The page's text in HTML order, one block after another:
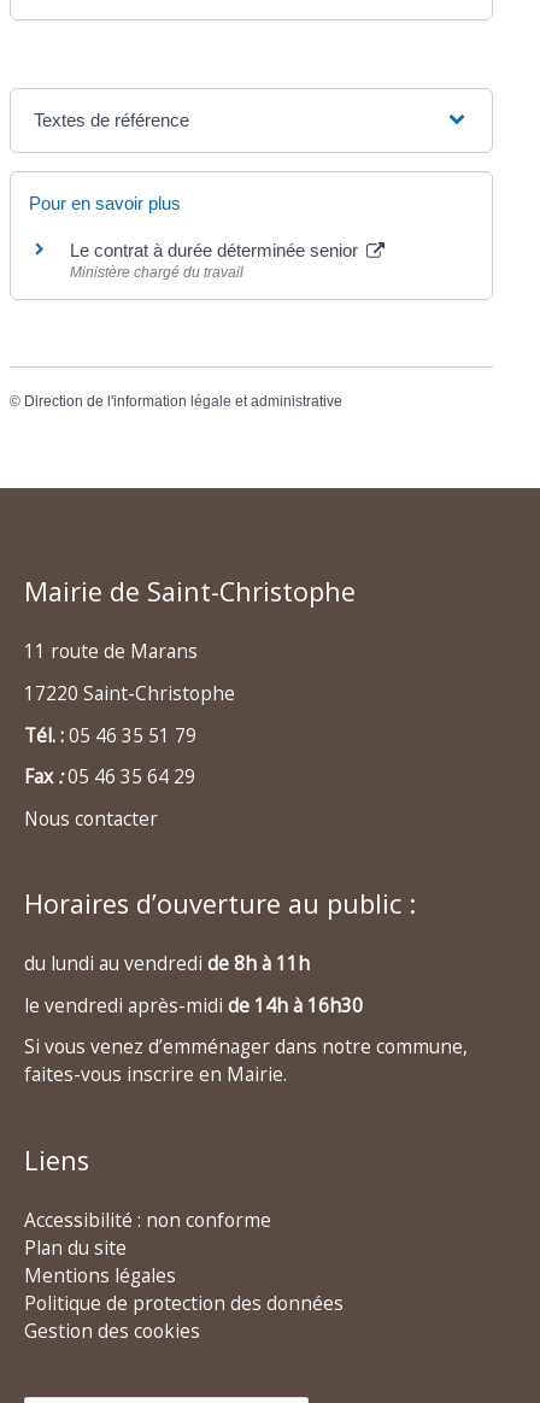
Textes de référence
Pour en savoir plus
Le contrat à durée déterminée senior
Ministère chargé du travail
© Direction de l'information légale et administrative
Mairie de Saint-Christophe
11 route de Marans
17220 Saint-Christophe
Tél. :05 46 35 51 79
Fax:05 46 35 64 29
Nous contacter
Horaires d’ouverture au public :
du lundi au vendredi de 8h à 11h
le vendredi après-midi de 14h à 16h30
Si vous venez d’emménager dans notre commune,
faites-vous inscrire en Mairie.
Liens
Accessibilité : non conforme
Plan du site
Mentions légales
Politique de protection des données
Gestion des cookies